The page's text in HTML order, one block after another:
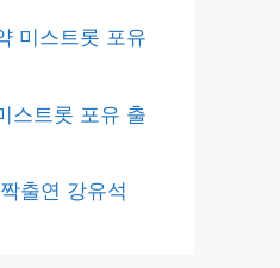
미스트롯 포유
스트롯 포유 출
출연 강유석